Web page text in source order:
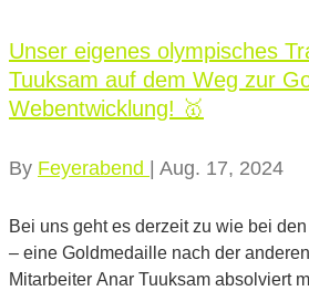
Unser eigenes olympisches
Tuuksam auf dem Weg zur
Webentwicklung! 🥇
By Feyerabend | Aug. 17, 2024
Bei uns geht es derzeit zu wie bei
– eine Goldmedaille nach der
Mitarbeiter Anar Tuuksam absolviert